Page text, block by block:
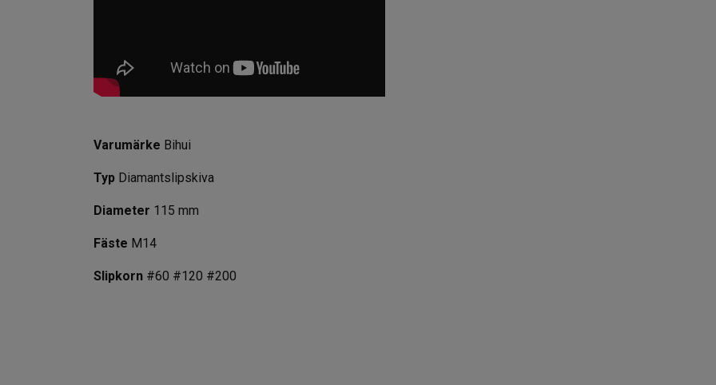
Varumärke Bihui
Typ Diamantslipskiva
Diameter 115 mm
Fäste M14
Slipkorn #60 #120 #200